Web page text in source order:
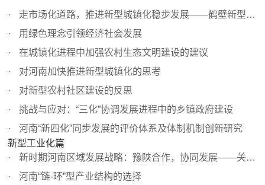
走市场化道路，推进新型城镇化稳步发展——鹤壁新型城镇化...
用绿色理念引领经济社会发展
在城镇化进程中加强农村生态文明建设的建议
对河南加快推进新型城镇化的思考
对新型农村社区建设的反思
挑战与应对：“三化”协调发展进程中的乡镇政府建设
河南“新四化”同步发展的评价体系及体制机制创新研究
新型工业化篇
新时期河南区域发展战略：豫陕合作，协同发展——关于豫陕...
河南“链-环”型产业结构的选择